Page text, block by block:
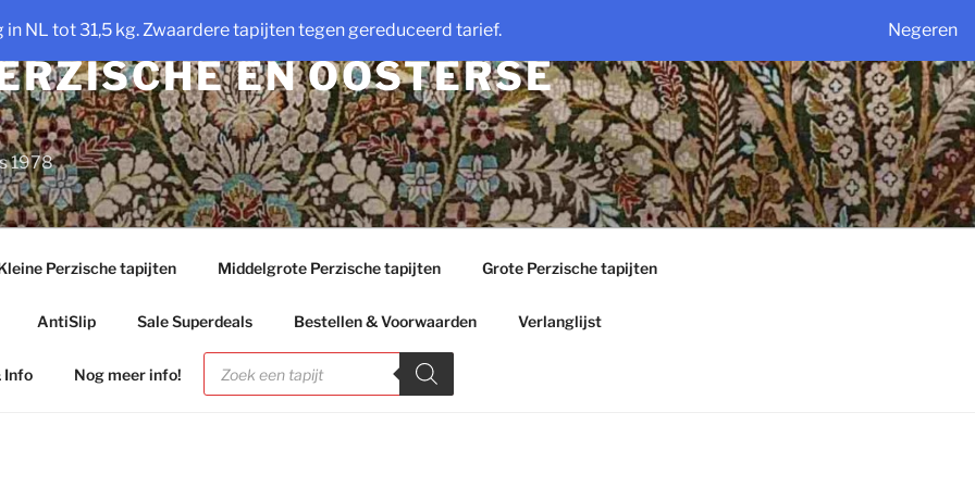
NL tot 31,5 kg. Zwaardere tapijten tegen gereduceerd tarief. Negeren
EN OOSTERSE
1978
Perzische tapijten Middelgrote Perzische tapijten Grote Perzische tapijten
AntiSlip Sale Superdeals Bestellen & Voorwaarden Verlanglijst
Info Nog meer info!
Producten
zoeken